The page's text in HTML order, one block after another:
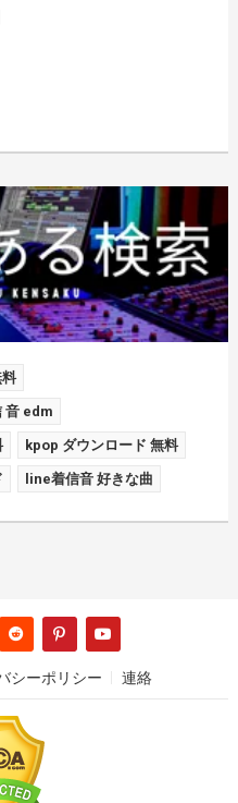
音 edm
kpop ダウンロード 無料
line着信音 好きな曲
シーポリシー 連絡